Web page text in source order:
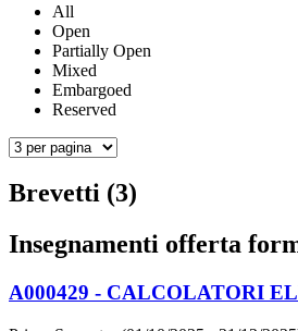
All
Open
Partially Open
Mixed
Embargoed
Reserved
Brevetti (3)
Insegnamenti offerta
A000429 - CALCOLATORI